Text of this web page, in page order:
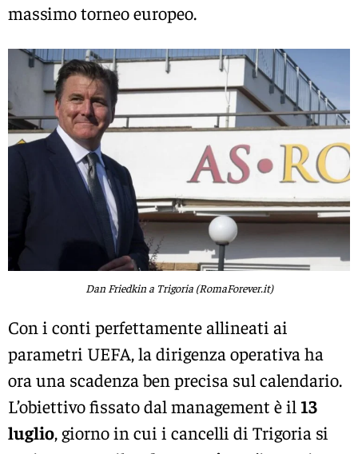
massimo torneo europeo.
Dan Friedkin a Trigoria (RomaForever.it)
Con i conti perfettamente allineati ai
parametri UEFA, la dirigenza operativa ha
ora una scadenza ben precisa sul calendario.
L’obiettivo fissato dal management è il 13
luglio, giorno in cui i cancelli di Trigoria si